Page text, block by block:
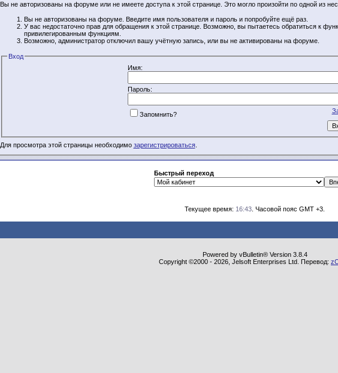
Вы не авторизованы на форуме или не имеете доступа к этой странице. Это могло произойти по одной из
Вы не авторизованы на форуме. Введите имя пользователя и пароль и попробуйте ещё раз.
У вас недостаточно прав для обращения к этой странице. Возможно, вы пытаетесь обратиться к
привилегированным функциям.
Возможно, администратор отключил вашу учётную запись, или вы не активированы на форуме.
Вход
Имя:
Пароль:
Запомнить?
Для просмотра этой страницы необходимо зарегистрироваться.
Быстрый переход
Текущее время: 16:43 . Часовой пояс GMT +3.
Powered by vBulletin® Version 3.8.4
Copyright ©2000 - 2026, Jelsoft Enterprises Ltd. Перевод: